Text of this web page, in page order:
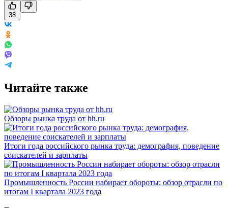
38
Читайте также
Обзоры рынка труда от hh.ru
Итоги года российского рынка труда: демография, поведение
соискателей и зарплаты
Промышленность России набирает обороты: обзор отрасли по
итогам I квартала 2023 года